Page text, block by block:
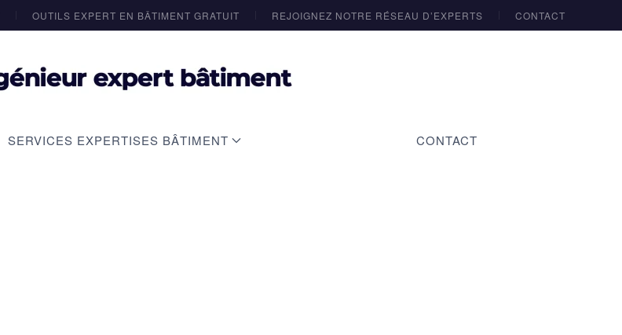
OUTILS EXPERT EN BÂTIMENT GRATUIT REJOIGNEZ NOTRE RÉSEAU D’EXPERTS CONTACT
SERVICES EXPERTISES BÂTIMENT CONTACT